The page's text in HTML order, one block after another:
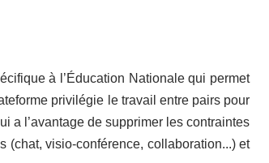
à l’Éducation Nationale qui permet
privilégie le travail entre pairs pour
a l’avantage de supprimer les contraintes
(chat, visio-conférence, collaboration...) et